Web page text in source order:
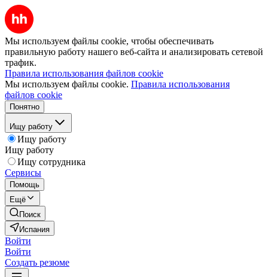
Мы используем файлы cookie, чтобы обеспечивать
правильную работу нашего веб-сайта и анализировать сетевой
трафик.
Правила использования файлов cookie
Мы используем файлы cookie. Правила использования
файлов cookie
Понятно
Ищу работу
Ищу работу
Ищу работу
Ищу сотрудника
Сервисы
Помощь
Ещё
Поиск
Испания
Войти
Войти
Создать резюме